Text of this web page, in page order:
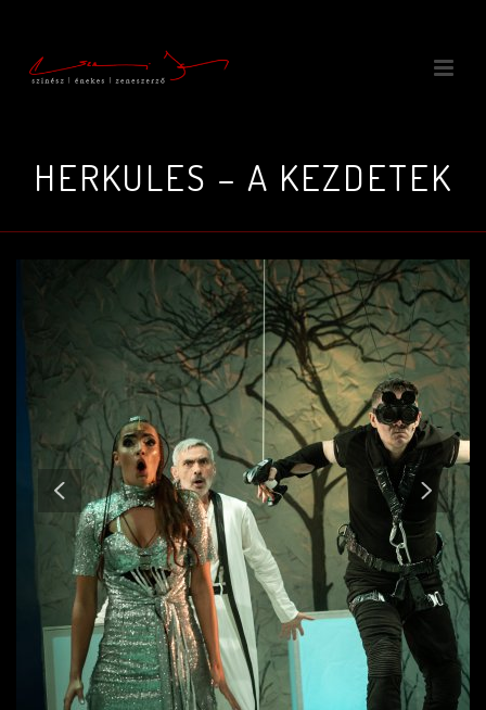
HERKULES – A KEZDETEK